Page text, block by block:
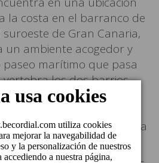
la costa en el barranco de
de Gran Canaria,
un ambiente acogedor y
paseo marítimo que pasa
vertebra los dos barrios
Pajar y de la Playa de
al Resort se encuentra el
el mayor Beach Club para
de Canarias.